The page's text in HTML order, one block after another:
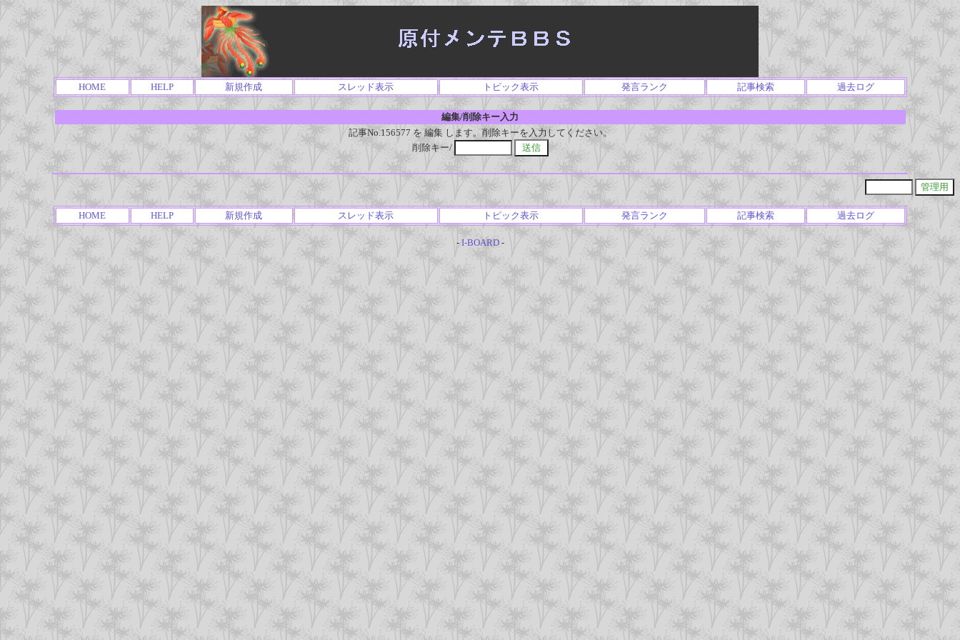
HOME HELP 新規作成 スレッド表示 トピック表示 発言ランク 記事検索 過去ログ
編集/削除キー入力
記事No.156577 を 編集 します。削除キーを入力してください。
削除キー/
HOME HELP 新規作成 スレッド表示 トピック表示 発言ランク 記事検索 過去ログ
- I-BOARD-